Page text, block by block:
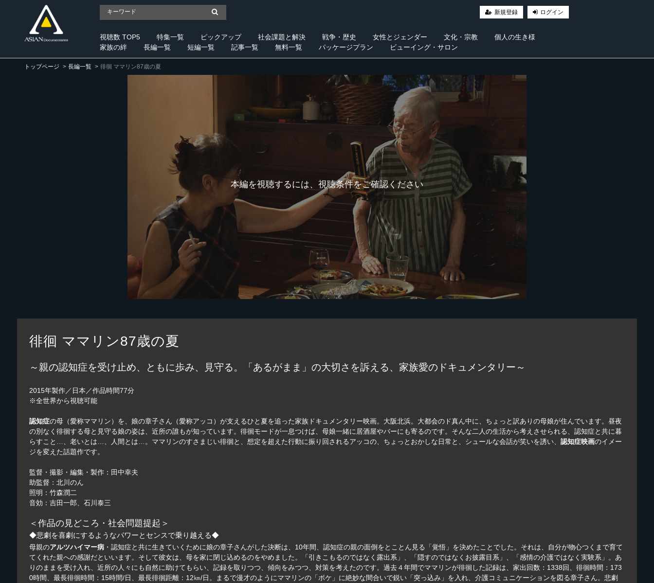
新規登録 ログイン
視聴数 TOP5 特集一覧 ピックアップ 社会課題と解決 戦争・歴史 女性とジェンダー 文化・宗教
個人の生き様
家族の絆
長編一覧 短編一覧 記事一覧 無料一覧 パッケージプラン ビューイング・サロン
トップページ 長編一覧 徘徊 ママリン87歳の夏
本編を視聴するには、視聴条件をご確認ください
徘徊 ママリン87歳の夏
～親の認知症を受け止め、ともに歩み、見守る。「あるがまま」の大切さを訴える、家族愛のドキュメンタリー～
2015年製作／日本／作品時間77分
※全世界から視聴可能
認知症の母（愛称ママリン）を、娘の章子さん（愛称アッコ）が支えるひと夏を追った家族ドキュメンタリー映画。大阪北浜。大都会のド真ん中に、ちょっと訳ありの母娘が住んでいます。昼夜
の別なく徘徊する母と見守る娘の姿は、近所の誰もが知っています。徘徊モードが一息つけば、母娘一緒に居酒屋やバーにも寄るのです。そんな二人の生活から考えさせられる、認知症と共に暮
らすこと…、老いとは…、人間とは…。ママリンのすさまじい徘徊と、想定を超えた行動に振り回されるアッコの、ちょっとおかしな日常と、シュールな会話が笑いを誘い、認知症映画のイメー
ジを変えた話題作です。
監督・撮影・編集・製作：田中幸夫
助監督：北川のん
照明：竹森潤二
音効：吉田一郎、石川泰三
＜作品の見どころ・社会問題提起＞
◆悲劇を喜劇にするようなパワーとセンスで乗り越える◆
母親のアルツハイマー病 ・認知症と共に生きていくために娘の章子さんがした決断は、10年間、認知症の親の面倒をとことん見る「覚悟」を決めたことでした。それは、自分が物心つくまで育て
てくれた親への感謝だといいます。そして彼女は、母を家に閉じ込めるのをやめました。「引きこもるのではなく露出系」、「隠すのではなくお披露目系」、「感情の介護ではなく実験系」。あ
りのままを受け入れ、近所の人々にも自然に助けてもらい、記録を取りつつ、傾向をみつつ、対策を考えたのです。過去４年間でママリンが徘徊した記録は、家出回数：1338回、徘徊時間：173
0時間、最長徘徊時間：15時間/日、最長徘徊距離：12㎞/日。まるで漫才のようにママリンの「ボケ」に絶妙な間合いで鋭い「突っ込み」を入れ、介護コミュニケーションを図る章子さん。悲劇